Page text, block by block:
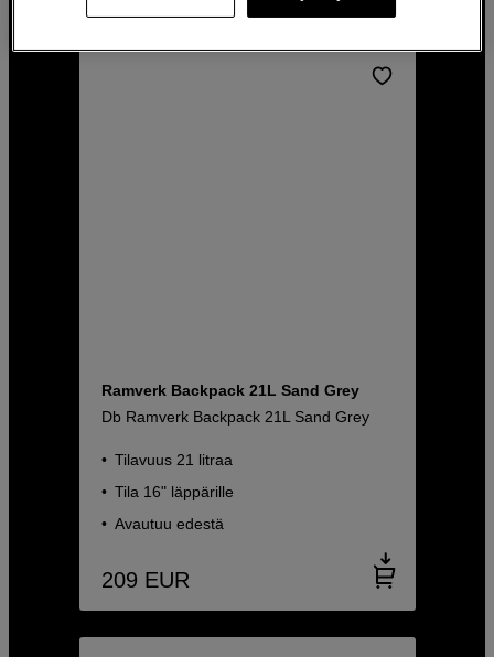
Ramverk Backpack 21L Sand Grey
Db Ramverk Backpack 21L Sand Grey
Tilavuus 21 litraa
Tila 16" läppärille
Avautuu edestä
209 EUR